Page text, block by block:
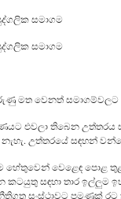
සමාගම
සමාගම
මත වෙනත් සමාගම්වලට
එවලා තිබෙන උත්තරය
උත්තරයේ සඳහන්
හේතුවෙන් වෙළෙඳ පොළ
කටයුතු සඳහා තාර ඉල්ලුම
සංස්ථාවට පමණක් රට